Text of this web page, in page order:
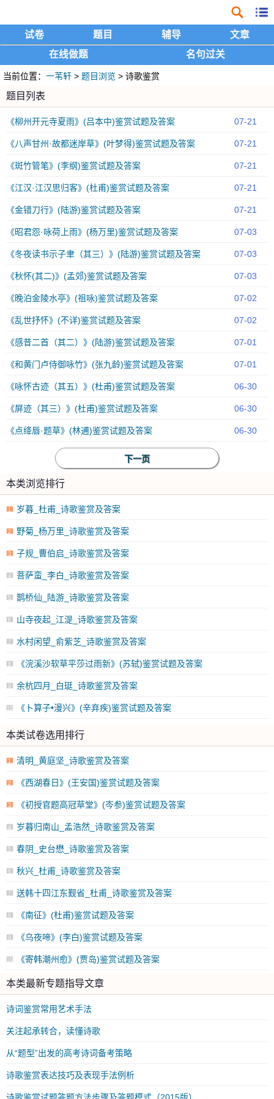
试卷 题目 辅导
文章
在线做题
名句过关
当前位置： 一苇轩 > 题目浏览 > 诗歌鉴赏
题目列表
《柳州开元寺夏雨》(吕本中)鉴赏试题及答案 07-21
《八声甘州·故都迷岸草》(叶梦得)鉴赏试题及答案 07-21
《斑竹管笔》(李纲)鉴赏试题及答案 07-21
《江汉·江汉思归客》(杜甫)鉴赏试题及答案 07-21
《金错刀行》(陆游)鉴赏试题及答案 07-21
《昭君怨·咏荷上雨》(杨万里)鉴赏试题及答案 07-03
《冬夜读书示子聿（其三）》(陆游)鉴赏试题及答案 07-03
《秋怀(其二)》(孟郊)鉴赏试题及答案 07-03
《晚泊金陵水亭》(祖咏)鉴赏试题及答案 07-02
《乱世抒怀》(不详)鉴赏试题及答案 07-02
《感昔二首（其二）》(陆游)鉴赏试题及答案 07-01
《和黄门卢侍御咏竹》(张九龄)鉴赏试题及答案 07-01
《咏怀古迹（其五）》(杜甫)鉴赏试题及答案 06-30
《屏迹（其三）》(杜甫)鉴赏试题及答案 06-30
《点绛唇·题草》(林逋)鉴赏试题及答案 06-30
下一页
本类浏览排行
1 岁暮_杜甫_诗歌鉴赏及答案
2 野菊_杨万里_诗歌鉴赏及答案
3 子规_曹伯启_诗歌鉴赏及答案
4 菩萨蛮_李白_诗歌鉴赏及答案
5 鹊桥仙_陆游_诗歌鉴赏及答案
6 山寺夜起_江湜_诗歌鉴赏及答案
7 水村闲望_俞紫芝_诗歌鉴赏及答案
8 《浣溪沙软草平莎过雨新》(苏轼)鉴赏试题及答案
9 余杭四月_白珽_诗歌鉴赏及答案
10 《卜算子•漫兴》(辛弃疾)鉴赏试题及答案
本类试卷选用排行
1 清明_黄庭坚_诗歌鉴赏及答案
2 《西湖春日》(王安国)鉴赏试题及答案
3 《初授官题高冠草堂》(岑参)鉴赏试题及答案
4 岁暮归南山_孟浩然_诗歌鉴赏及答案
5 春阴_史台懋_诗歌鉴赏及答案
6 秋兴_杜甫_诗歌鉴赏及答案
7 送韩十四江东觐省_杜甫_诗歌鉴赏及答案
8 《南征》(杜甫)鉴赏试题及答案
9 《乌夜啼》(李白)鉴赏试题及答案
10 《寄韩潮州愈》(贾岛)鉴赏试题及答案
本类最新专题指导文章
诗词鉴赏常用艺术手法
关注起承转合，读懂诗歌
从“题型”出发的高考诗词备考策略
诗歌鉴赏表达技巧及表现手法例析